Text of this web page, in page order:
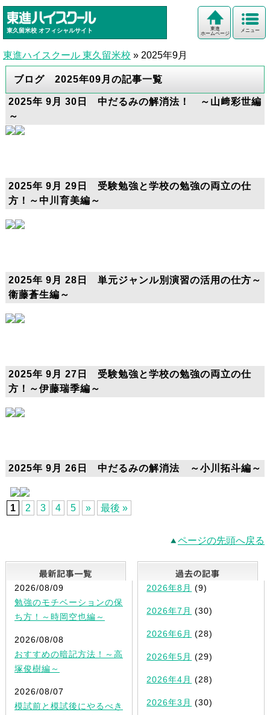
東久留米校 オフィシャルサイト メニュー
東進
ホームページ
東進ハイスクール 東久留米校 » 2025年9月
ブログ 2025年09月の記事一覧
2025年 9月 30日 中だるみの解消法！ ～山﨑彩世編
～
2025年 9月 29日 受験勉強と学校の勉強の両立の仕
方！～中川育美編～
2025年 9月 28日 単元ジャンル別演習の活用の仕方～
衞藤蒼生編～
2025年 9月 27日 受験勉強と学校の勉強の両立の仕
方！～伊藤瑞季編～
2025年 9月 26日 中だるみの解消法 ～小川拓斗編～
1 2 3 4 5 » 最後 »
ページの先頭へ戻る
最新記事一覧
2026/08/09
勉強のモチベーションの保
ち方！～時岡空也編～
2026/08/08
おすすめの暗記方法！～高
塚俊樹編～
2026/08/07
模試前と模試後にやるべき
2026年8月 (9)
2026年7月 (30)
2026年6月 (28)
2026年5月 (29)
2026年4月 (28)
2026年3月 (30)